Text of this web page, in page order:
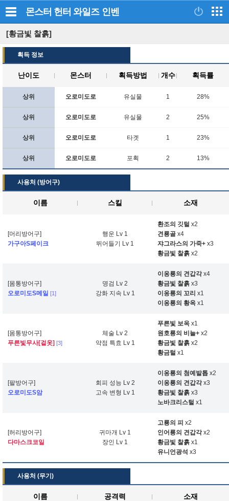
몬스터 헌터 와일즈 인벤
[황금빛 찰흙]
획득 정보
난이도 몬스터 획득방법 개수 획득률
상위 오로미도로 유실물 1 28%
상위 오로미도로 유실물 2 25%
상위 오로미도로 타겟 1 23%
상위 오로미도로 포획 2 13%
사용처 (방어구)
이름 스킬 소재
[머리방어구]
가구아S페이크
행운 Lv 1
뛰어들기 Lv 1
환조의 깃털 x2
견룡골 x4
쟈그라스의 가죽+ x3
황금빛 찰흙 x2
[몸통방어구]
오로미도S메일 [1]
명검 Lv 2
강화 지속 Lv 1
이옹룡의 견갑각x4
황금빛 찰흙 x3
이옹룡의 꼬리 x1
이옹룡의 황옥 x1
[몸통방어구]
푸른빛무사[겉옷] [3]
체술 Lv 2
약점 특효 Lv 1
푸른빛 보옥 x1
원호룡의 비늘+ x2
황금빛 찰흙 x2
황금털 x1
[팔방어구]
오로미도S암
회피 성능 Lv 2
고속 변형 Lv 1
이옹룡의 첨예발톱 x2
이옹룡의 견갑각x3
황금빛 찰흙 x3
노바크리스털 x1
[허리방어구]
다마스크코일
귀마개 Lv 1
장인 Lv 1
고룡의 피 x2
인어룡의 견갑각x2
황금빛 찰흙 x1
유니언광석 x3
사용처 (무기)
이름 공격력 소재